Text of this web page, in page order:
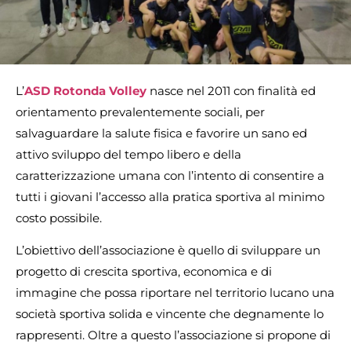
L’ASD Rotonda Volley nasce nel 2011 con finalità ed
orientamento prevalentemente sociali, per
salvaguardare la salute fisica e favorire un sano ed
attivo sviluppo del tempo libero e della
caratterizzazione umana con l’intento di consentire a
tutti i giovani l’accesso alla pratica sportiva al minimo
costo possibile.
L’obiettivo dell’associazione è quello di sviluppare un
progetto di crescita sportiva, economica e di
immagine che possa riportare nel territorio lucano una
società sportiva solida e vincente che degnamente lo
rappresenti. Oltre a questo l’associazione si propone di